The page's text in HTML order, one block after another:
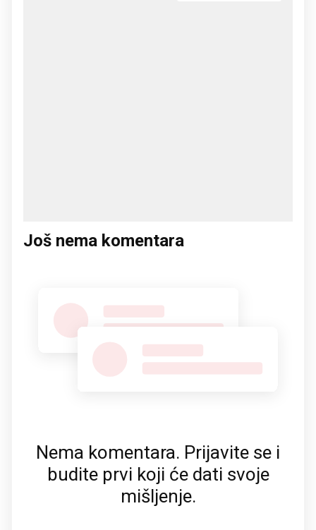
Još nema komentara
Nema komentara. Prijavite se i
budite prvi koji će dati svoje
mišljenje.